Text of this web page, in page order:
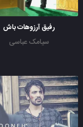
رفیق آرزوهات باش
سیامک عباسی